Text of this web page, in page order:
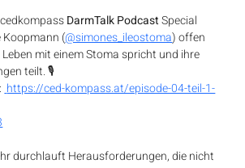
DarmTalk Podcast Special
Koopmann (@simones_ileostoma) offen
mit einem Stoma spricht und ihre
teilt. 🎙️
https://ced-kompass.at/episode-04-teil-1-
durchlauft Herausforderungen, die nicht